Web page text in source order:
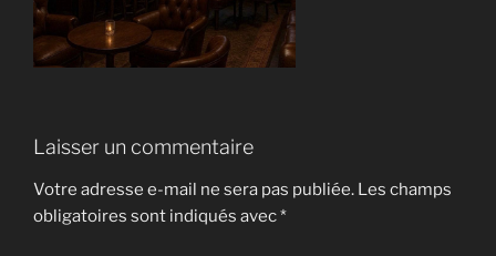
Laisser un commentaire
Votre adresse e-mail ne sera pas publiée. Les champs
obligatoires sont indiqués avec*